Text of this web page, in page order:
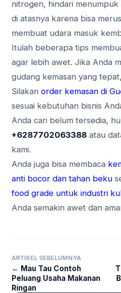
nitrogen, hindari
di atasnya karena bisa
membuat udara masuk
Itulah beberapa tips
agar lebih awet. Jika Anda
gudang kemasan yang
Silakan order kemasan di
sesuai kebutuhan bisnis
Anda cari belum tersedia,
+6287702063388 atau
kami.
Anda juga bisa membaca
anti bocor dan tahan beku
food grade untuk industri
Anda semakin awet dan
ARTIKEL SEBELUMNYA
← Mau Tau Contoh
Peluang Usaha Makanan
Ringan